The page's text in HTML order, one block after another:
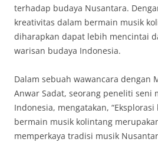
terhadap budaya Nusantara.
kreativitas dalam bermain musik
diharapkan dapat lebih mencintai
warisan budaya Indonesia.
Dalam sebuah wawancara dengan
Anwar Sadat, seorang peneliti seni
Indonesia, mengatakan,
bermain musik kolintang
memperkaya tradisi musik